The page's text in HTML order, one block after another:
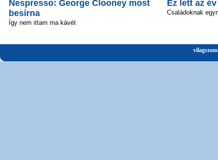
Nespresso: George Clooney most
besírna
Így nem ittam ma kávét
Ez lett az
Családoknak